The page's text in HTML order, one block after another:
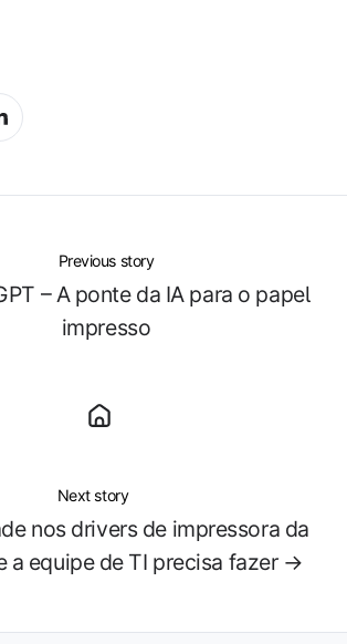
Previous story
– A ponte da IA para o papel
impresso
Next story
nos drivers de impressora da
a equipe de TI precisa fazer →